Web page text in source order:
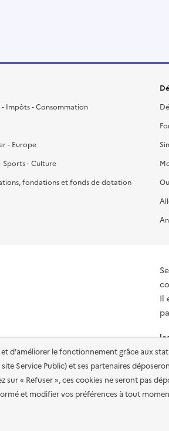
d'améliorer le fonctionnement grâce aux
Service Public) et ses partenaires
« Refuser », ces cookies ne seront pas
et modifier vos préférences à tout
Impôts - Consommation
- Europe
Sports - Culture
fondations et fonds de dotation
Il